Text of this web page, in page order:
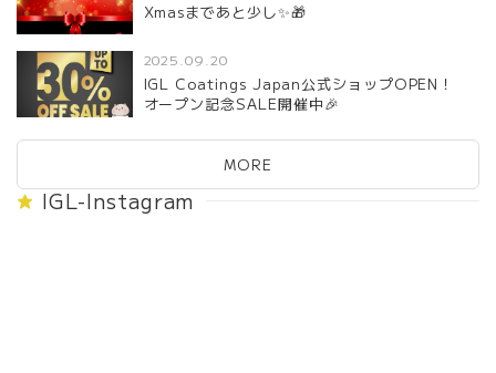
Xmasまであと少し✨🎁
2025.09.20
IGL Coatings Japan公式ショップOPEN！
オープン記念SALE開催中🎉
MORE
IGL-Instagram